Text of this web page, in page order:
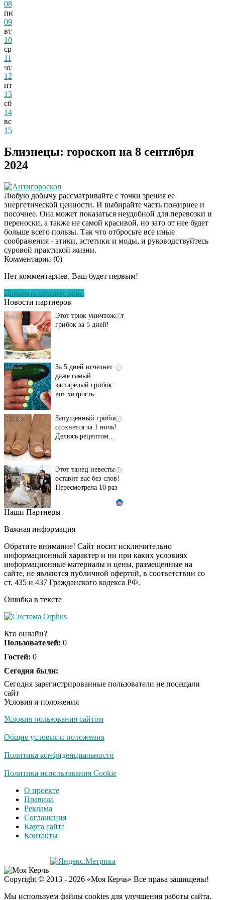
08
пн
09
вт
10
ср
11
чт
12
пт
13
сб
14
вс
15
Близнецы: гороскоп на 8 сентября
2024
Антигороскоп
Любую добычу рассматривайте с точки зрения ее
энергетической ценности. И выбирайте часть пожирнее и
посочнее. Она может показаться неудобной для перевозки и
переноски, а также не самой красивой, но зато от нее будет
больше всего пользы. Так что отбросьте все иные
соображения - этики, эстетики и моды, и руководствуйтесь
суровой практикой жизни.
Комментарии (0)
Нет комментариев. Ваш будет первым!
Добавить комментарий
Новости партнеров
Даже самый
исчезнет с корнем,
грибок за 5 дней!
даже самый
застарелый грибок:
вот хитрость
ссохнется за 1 ночь!
Делюсь рецептом...
оставит вас без слов!
Пересмотрела 10 раз
Ролик длится пару
шоке от увиденного
i
Ролик из Омска: вы
будете смеяться долго
Ржу не переставая, это
Скрытая камера на
люди вытворяют, когда
Ролик длится
смеяться вы будете
Королева вагона
оставит равнодушным
Деньги придут
раньше пенсии: кто в
2026 году получит
патриотизме
Плющенко отправляет
Наши Партнеры
Важная информация
Обратите внимание! Сайт носит исключительно
информационный характер и ни при каких условиях
информационные материалы и цены, размещенные на
сайте, не являются публичной офертой, в соответствии со
ст. 435 и 437 Гражданского кодекса РФ.
Ошибка в тексте
Кто онлайн?
Пользователей: 0
Гостей: 0
Сегодня были:
Сегодня зарегистрированные пользователи не посещали
сайт
Условия и положения
Условия пользования сайтом
Общие условия и положения
Политика конфиденциальности
Политика использования Cookie
О проекте
Правила
Реклама
Соглашения
Карта сайта
Контакты
Copyright © 2013 - 2026 «Моя Керчь» Все права защищены!
Мы используем файлы cookies для улучшения работы сайта.